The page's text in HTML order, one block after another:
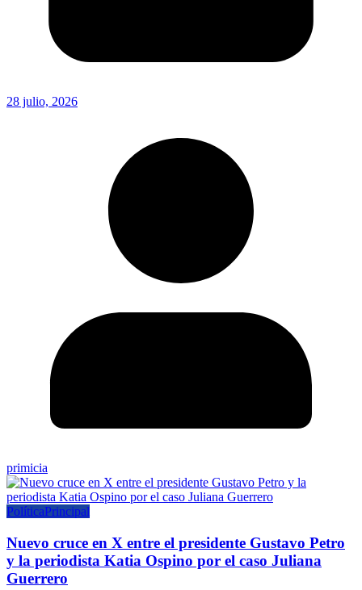
28 julio, 2026
primicia
PolíticaPrincipal
Nuevo cruce en X entre el presidente Gustavo Petro
y la periodista Katia Ospino por el caso Juliana
Guerrero